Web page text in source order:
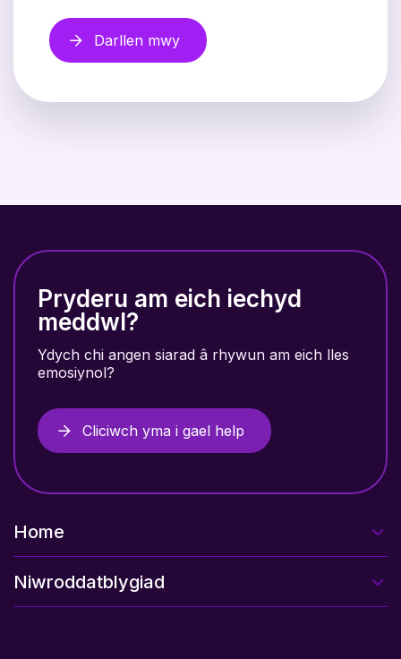
Darllen mwy
Pryderu am eich iechyd
meddwl?
Ydych chi angen siarad â rhywun am eich lles
emosiynol?
Cliciwch yma i gael help
Home
Niwroddatblygiad